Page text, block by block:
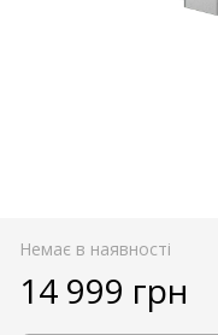
Немає в наявності
14 999 грн